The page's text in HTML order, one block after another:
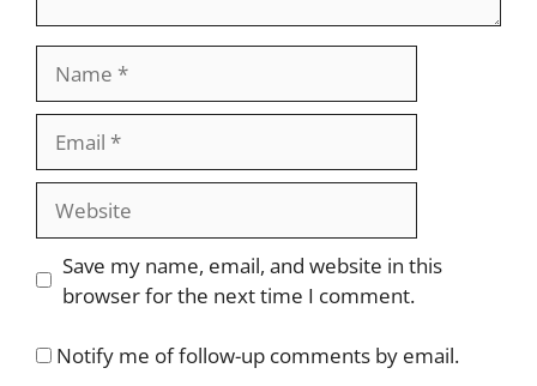
Website
Save my name, email, and website in this
browser for the next time I comment.
Notify me of follow-up comments by email.